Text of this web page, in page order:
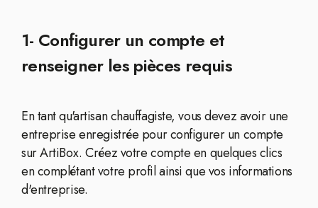
1- Configurer un compte et
renseigner les pièces requis
En tant qu'artisan chauffagiste, vous devez avoir une
entreprise enregistrée pour configurer un compte
sur ArtiBox. Créez votre compte en quelques clics
en complétant votre profil ainsi que vos informations
d'entreprise.